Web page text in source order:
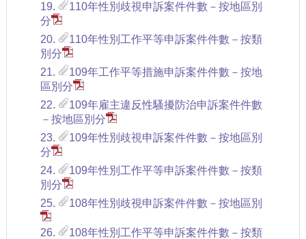
19.
110年性別歧視申訴案件件數－按地區別
分
20.
110年性別工作平等申訴案件件數－按類
別分
21.
109年工作平等措施申訴案件件數－按地
區別分
22.
109年雇主違反性騷擾防治申訴案件件數
－按地區別分
23.
109年性別歧視申訴案件件數－按地區別
分
24.
109年性別工作平等申訴案件件數－按類
別分
25.
108年性別歧視申訴案件件數－按地區別
26.
108年性別工作平等申訴案件件數－按類